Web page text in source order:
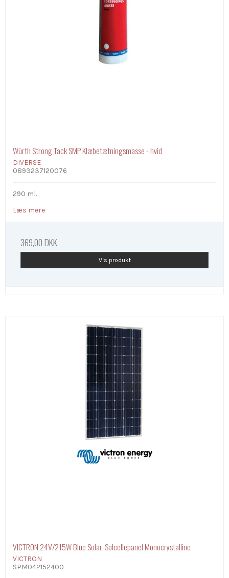
Würth Strong Tack SMP Klæbetætningsmasse - hvid
DIVERSE
0893237120076
290 ml.
Læs mere
369,00 DKK
Vis produkt
VICTRON 24V/215W Blue Solar-Solcellepanel Monocrystalline
VICTRON
SPM042152400